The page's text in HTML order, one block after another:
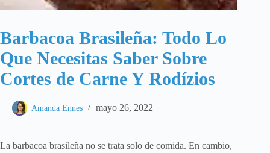
Barbacoa Brasileña: Todo Lo
Que Necesitas Saber Sobre
Cortes de Carne Y Rodízios
Amanda Ennes mayo 26, 2022
La barbacoa brasileña no se trata solo de comida. En cambio,